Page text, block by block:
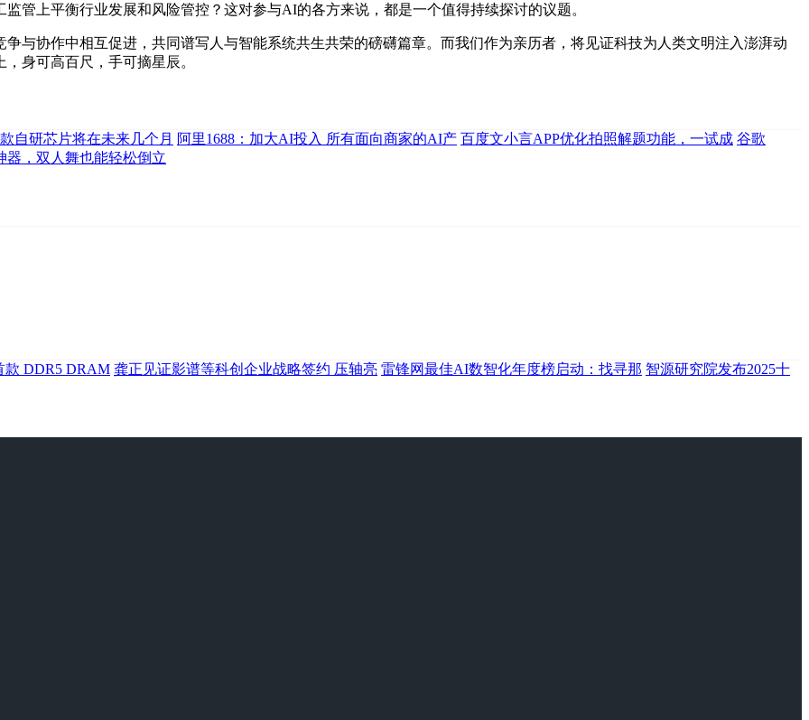
管上平衡行业发展和风险管控？这对参与AI的各方来说，都是一个值得持续探讨的议题。
协作中相互促进，共同谱写人与智能系统共生共荣的磅礴篇章。而我们作为亲历者，将见证科技为人类文明注入澎湃动
身可高百尺，手可摘星辰。
自研芯片将在未来几个月 阿里1688：加大AI投入 所有面向商家的AI产 百度文小言APP优化拍照解题功能，一试成 谷歌
器，双人舞也能轻松倒立
款 DDR5 DRAM 龚正见证影谱等科创企业战略签约 压轴亮 雷锋网最佳AI数智化年度榜启动：找寻那 智源研究院发布2025十